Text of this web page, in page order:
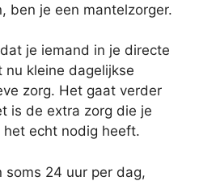
ben je een mantelzorger.
je iemand in je directe
kleine dagelijkse
zorg. Het gaat verder
is de extra zorg die je
echt nodig heeft.
soms 24 uur per dag,